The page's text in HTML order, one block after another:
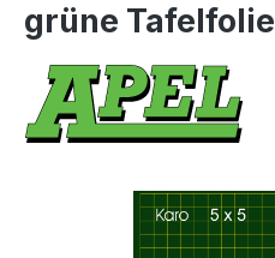
grüne Tafelfolie
Bildergalerie überspringen